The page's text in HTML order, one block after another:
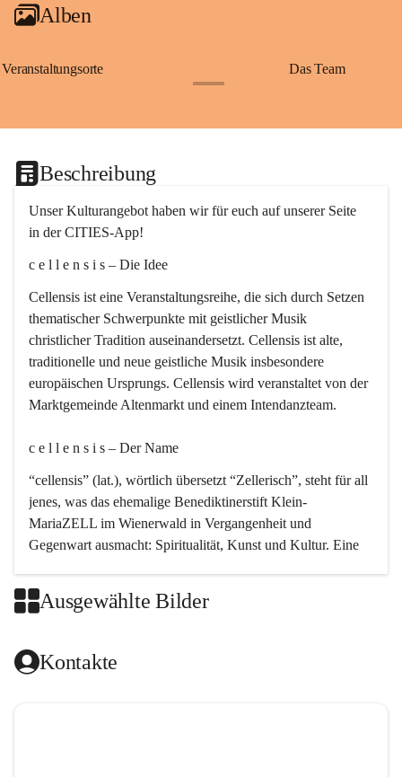
Alben
Veranstaltungsorte Das Team
Beschreibung
Unser Kulturangebot haben wir für euch auf unserer Seite
in der CITIES-App!
c e l l e n s i s – Die Idee
Cellensis ist eine Veranstaltungsreihe, die sich durch Setzen
thematischer Schwerpunkte mit geistlicher Musik
christlicher Tradition auseinandersetzt. Cellensis ist alte,
traditionelle und neue geistliche Musik insbesondere
europäischen Ursprungs. Cellensis wird veranstaltet von der
Marktgemeinde Altenmarkt und einem Intendanzteam.
c e l l e n s i s – Der Name
“cellensis” (lat.), wörtlich übersetzt “Zellerisch”, steht für all
jenes, was das ehemalige Benediktinerstift Klein-
MariaZELL im Wienerwald in Vergangenheit und
Gegenwart ausmacht: Spiritualität, Kunst und Kultur. Eine
Kirchenmusik, dem kunstvollen Lob Gottes.
Das kirchenmusikalische Festival Cellensis wird seit dem
Ausgewählte Bilder
Kontakte